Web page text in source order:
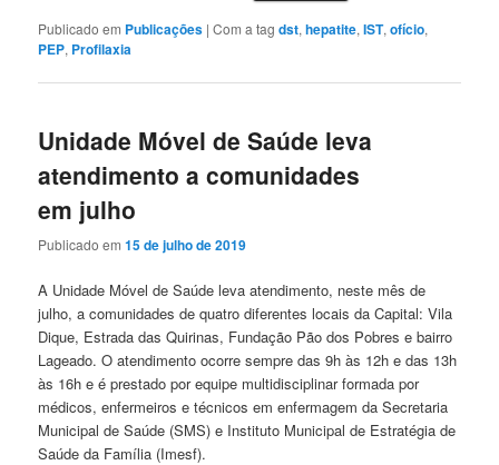
Publicado em Publicações |Com a tagdst,hepatite,IST,ofício,
PEP, Profilaxia
Unidade Móvel de Saúde leva
atendimento a comunidades
em julho
Publicado em15 de julho de 2019
A Unidade Móvel de Saúde leva atendimento, neste mês de
julho, a comunidades de quatro diferentes locais da Capital: Vila
Dique, Estrada das Quirinas, Fundação Pão dos Pobres e bairro
Lageado. O atendimento ocorre sempre das 9h às 12h e das 13h
às 16h e é prestado por equipe multidisciplinar formada por
médicos, enfermeiros e técnicos em enfermagem da Secretaria
Municipal de Saúde (SMS) e Instituto Municipal de Estratégia de
Saúde da Família (Imesf).